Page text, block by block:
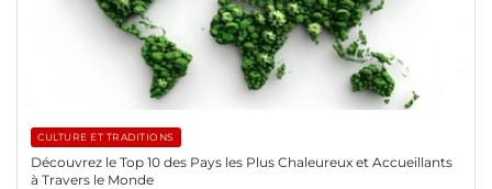
CULTURE ET TRADITIONS
Découvrez le Top 10 des Pays les Plus Chaleureux et Accueillants
à Travers le Monde